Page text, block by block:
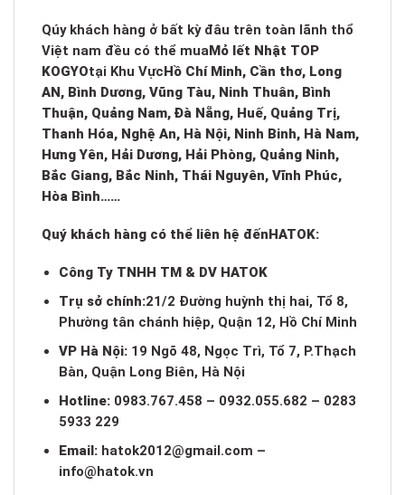
Qúy khách hàng ở bất kỳ đâu trên toàn lãnh thổ
Việt nam đều có thể muaMỏ lết Nhật TOP
KOGYOtại Khu VựcHồ Chí Minh, Cần thơ, Long
AN, Bình Dương, Vũng Tàu, Ninh Thuân, Bình
Thuận, Quảng Nam, Đà Nẵng, Huế, Quảng Trị,
Thanh Hóa, Nghệ An, Hà Nội, Ninh Binh, Hà Nam,
Hưng Yên, Hải Dương, Hải Phòng, Quảng Ninh,
Bắc Giang, Bắc Ninh, Thái Nguyên, Vĩnh Phúc,
Hòa Bình……
Quý khách hàng có thể liên hệ đếnHATOK:
Công Ty TNHH TM & DV HATOK
Trụ sở chính:21/2 Đường huỳnh thị hai, Tổ 8,
Phường tân chánh hiệp, Quận 12, Hồ Chí Minh
VP Hà Nội: 19 Ngõ 48, Ngọc Trì, Tổ 7, P.Thạch
Bàn, Quận Long Biên, Hà Nội
Hotline: 0983.767.458 – 0932.055.682 – 0283
5933 229
Email: hatok2012@gmail.com –
info@hatok.vn